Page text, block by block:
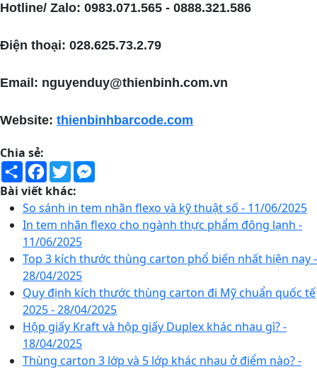
Hotline/ Zalo: 0983.071.565 - 0888.321.586
Điện thoại: 028.625.73.2.79
Email: nguyenduy@thienbinh.com.vn
Website: thienbinhbarcode.com
Chia sẻ:
ShareFacebook
Twitter
Bài viết khác:
So sánh in tem nhãn flexo và kỹ thuật số - 11/06/2025
In tem nhãn flexo cho ngành thực phẩm đông lạnh -
11/06/2025
Top 3 kích thước thùng carton phổ biến nhất hiện nay -
28/04/2025
Quy định kích thước thùng carton đi Mỹ chuẩn quốc tế
2025 - 28/04/2025
Hộp giấy Kraft và hộp giấy Duplex khác nhau gì? -
18/04/2025
Thùng carton 3 lớp và 5 lớp khác nhau ở điểm nào? -